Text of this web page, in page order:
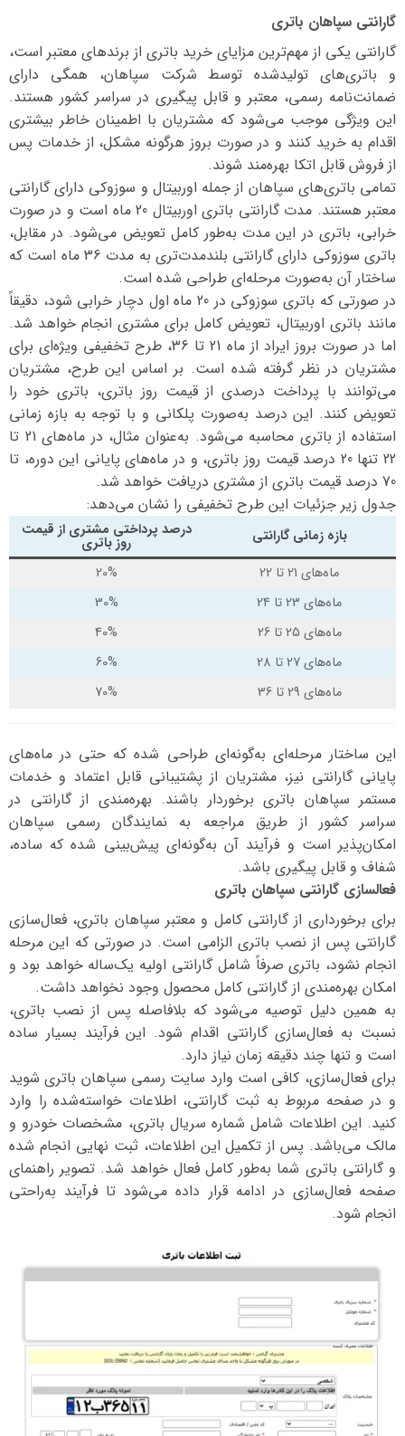
گارانتی سپاهان باتری
گارانتی یکی از مهم‌ترین مزایای خرید باتری از برندهای معتبر است،
و باتری‌های تولیدشده توسط شرکت سپاهان، همگی دارای
ضمانت‌نامه رسمی، معتبر و قابل پیگیری در سراسر کشور هستند.
این ویژگی موجب می‌شود که مشتریان با اطمینان خاطر بیشتری
اقدام به خرید کنند و در صورت بروز هرگونه مشکل، از خدمات پس
از فروش قابل اتکا بهره‌مند شوند.
تمامی باتری‌های سپاهان از جمله اوربیتال و سوزوکی دارای گارانتی
معتبر هستند. مدت گارانتی باتری اوربیتال 20 ماه است و در صورت
خرابی، باتری در این مدت به‌طور کامل تعویض می‌شود. در مقابل،
باتری سوزوکی دارای گارانتی بلندمدت‌تری به مدت 36 ماه است که
ساختار آن به‌صورت مرحله‌ای طراحی شده است.
در صورتی که باتری سوزوکی در 20 ماه اول دچار خرابی شود، دقیقاً
مانند باتری اوربیتال، تعویض کامل برای مشتری انجام خواهد شد.
اما در صورت بروز ایراد از ماه 21 تا 36، طرح تخفیفی ویژه‌ای برای
مشتریان در نظر گرفته شده است. بر اساس این طرح، مشتریان
می‌توانند با پرداخت درصدی از قیمت روز باتری، باتری خود را
تعویض کنند. این درصد به‌صورت پلکانی و با توجه به بازه زمانی
استفاده از باتری محاسبه می‌شود. به‌عنوان مثال، در ماه‌های 21 تا
22 تنها 20 درصد قیمت روز باتری، و در ماه‌های پایانی این دوره، تا
70 درصد قیمت باتری از مشتری دریافت خواهد شد.
جدول زیر جزئیات این طرح تخفیفی را نشان می‌دهد:
بازه زمانی گارانتی درصد پرداختی مشتری از قیمت
روز باتری
ماه‌های 21 تا 22
20%
ماه‌های 23 تا 24
30%
ماه‌های 25 تا 26
40%
ماه‌های 27 تا 28
60%
ماه‌های 29 تا 36
70%
این ساختار مرحله‌ای به‌گونه‌ای طراحی شده که حتی در ماه‌های
پایانی گارانتی نیز، مشتریان از پشتیبانی قابل اعتماد و خدمات
مستمر سپاهان باتری برخوردار باشند. بهره‌مندی از گارانتی در
سراسر کشور از طریق مراجعه به نمایندگان رسمی سپاهان
امکان‌پذیر است و فرآیند آن به‌گونه‌ای پیش‌بینی شده که ساده،
شفاف و قابل پیگیری باشد.
فعالسازی گارانتی سپاهان باتری
برای برخورداری از گارانتی کامل و معتبر سپاهان باتری، فعال‌سازی
گارانتی پس از نصب باتری الزامی است. در صورتی که این مرحله
انجام نشود، باتری صرفاً شامل گارانتی اولیه یک‌ساله خواهد بود و
امکان بهره‌مندی از گارانتی کامل محصول وجود نخواهد داشت.
به همین دلیل توصیه می‌شود که بلافاصله پس از نصب باتری،
نسبت به فعال‌سازی گارانتی اقدام شود. این فرآیند بسیار ساده
است و تنها چند دقیقه زمان نیاز دارد.
برای فعال‌سازی، کافی است وارد سایت رسمی سپاهان باتری شوید
و در صفحه مربوط به ثبت گارانتی، اطلاعات خواسته‌شده را وارد
کنید. این اطلاعات شامل شماره سریال باتری، مشخصات خودرو و
مالک می‌باشد. پس از تکمیل این اطلاعات، ثبت نهایی انجام شده
و گارانتی باتری شما به‌طور کامل فعال خواهد شد. تصویر راهنمای
صفحه فعال‌سازی در ادامه قرار داده می‌شود تا فرآیند به‌راحتی
انجام شود.